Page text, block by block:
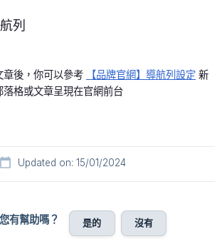
列
章後，你可以參考 【品牌官網】導航列設定 新
格或文章呈現在官網前台
Updated on: 15/01/2024
有幫助嗎？ 是的 沒有